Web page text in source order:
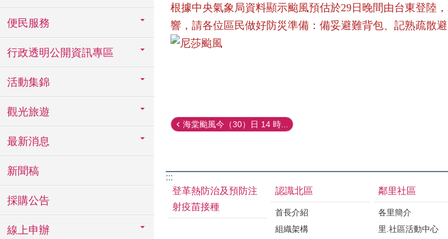
便民服務
行政透明公開資訊專區
活動集錦
觀光旅遊
最新消息
新聞稿
採購公告
線上申辦
根據中央氣象局資料顯示颱風預估於29日晚間由台東登陸
響，請各位區民做好防災準備：備妥避難背包、記熟疏散
海棠颱風今（30）日 14 時...
:::
登革熱防治及預防注
射疫苗接種
認識北區
首長介紹
組織架構
鄰里社區
各里簡介
里.社區活動中心